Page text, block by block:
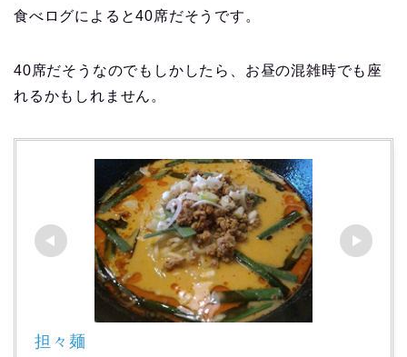
食べログによると40席だそうです。
40席だそうなのでもしかしたら、お昼の混雑時でも座
れるかもしれません。
担々麺